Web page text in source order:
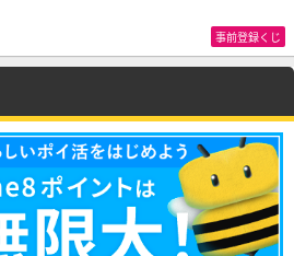
事前登録くじ